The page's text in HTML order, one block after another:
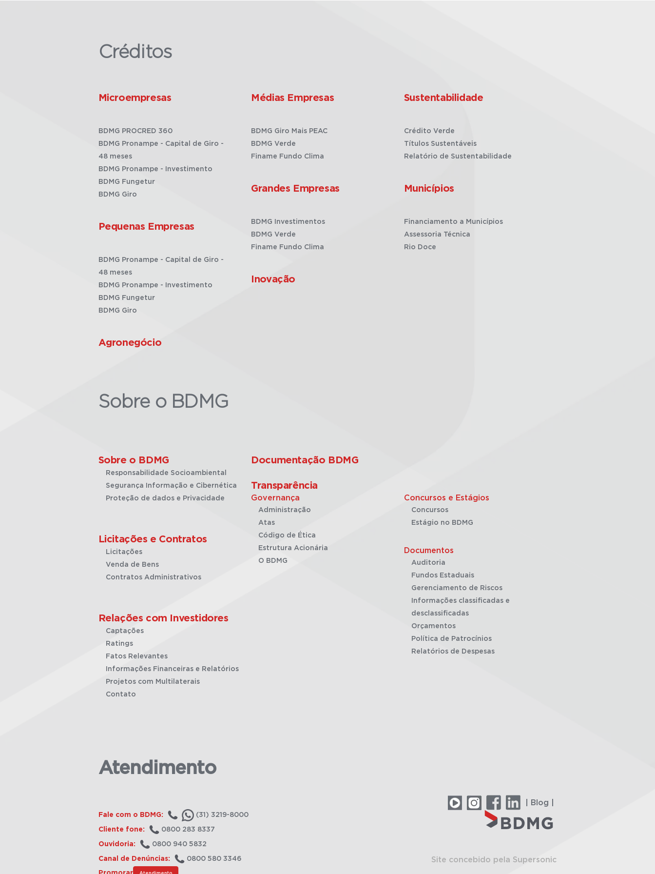
Créditos
Microempresas
BDMG PROCRED 360
BDMG Pronampe - Capital de Giro -
48 meses
BDMG Pronampe - Investimento
BDMG Fungetur
BDMG Giro
Pequenas Empresas
BDMG Pronampe - Capital de Giro -
48 meses
BDMG Pronampe - Investimento
BDMG Fungetur
BDMG Giro
Agronegócio
Médias Empresas
BDMG Giro Mais PEAC
BDMG Verde
Finame Fundo Clima
Grandes Empresas
BDMG Investimentos
BDMG Verde
Finame Fundo Clima
Inovação
Sustentabilidade
Crédito Verde
Títulos Sustentáveis
Relatório de Sustentabilidade
Municípios
Financiamento a Municípios
Assessoria Técnica
Rio Doce
Sobre o BDMG
Sobre o BDMG
Responsabilidade Socioambiental
Segurança Informação e Cibernética
Proteção de dados e Privacidade
Licitações e Contratos
Licitações
Venda de Bens
Contratos Administrativos
Relações com Investidores
Captações
Ratings
Fatos Relevantes
Informações Financeiras e Relatórios
Projetos com Multilaterais
Contato
Documentação BDMG
Transparência
Governança
Administração
Atas
Código de Ética
Estrutura Acionária
O BDMG
Concursos e Estágios
Concursos
Estágio no BDMG
Documentos
Auditoria
Fundos Estaduais
Gerenciamento de Riscos
Informações classificadas e
desclassificadas
Orçamentos
Política de Patrocínios
Relatórios de Despesas
Atendimento
Fale com o BDMG: (31) 3219-8000
Cliente fone: 0800 283 8337
Ouvidoria: 0800 940 5832
Canal de Denúncias: 0800 580 3346
Atendimento
| Blog |
Site concebido pela Supersonic